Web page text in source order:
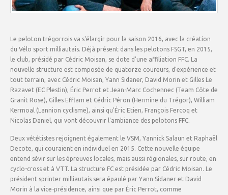
Le peloton trégorrois va s'élargir pour la saison 2016, avec la création
du Vélo sport milliautais. Déjà présent dans les pelotons FSGT, en 2015,
le club, présidé par Cédric Moisan, se dote d'une affiliation FFC. La
nouvelle structure est composée de quatorze coureurs, d'expérience et
tout terrain, avec Cédric Moisan, Yann Sidaner, David Morin et Gilles Le
Razavet (EC Plestin), Éric Perrot et Jean-Marc Cochennec (Team Côte de
Granit Rose), Gilles Efflam et Cédric Péron (Hermine du Trégor), William
Kermoal (Lannion cyclisme), ainsi qu'Éric Etien, François Fercoq et
Nicolas Daniel, qui vont découvrir l'ambiance des pelotons FFC.
Deux vététistes rejoignent également le VSM, Yannick Salaun et Raphaël
Decote, qui couraient en individuel en 2015. Cette nouvelle équipe
entend sévir sur les épreuves locales, mais aussi régionales, sur route, en
cyclo-cross et à VTT. La structure FC est présidée par Cédric Moisan. Le
président sprinter milliautais sera épaulé par Yann Sidaner et David
Morin à la vice-présidence, ainsi que par Éric Perrot, comme